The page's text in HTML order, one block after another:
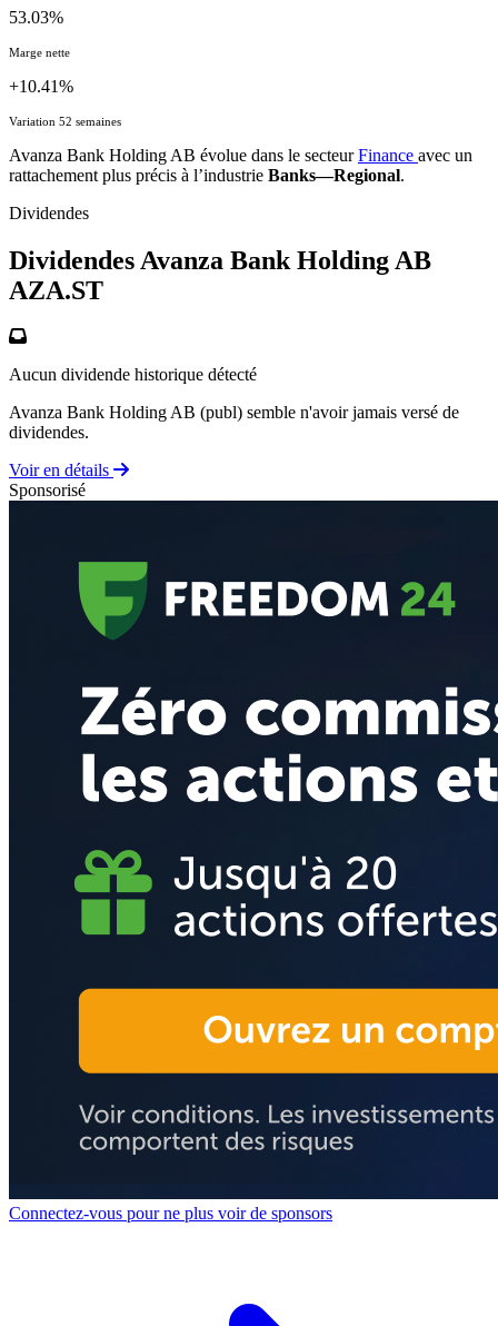
53.03%
Marge nette
+10.41%
Variation 52 semaines
Avanza Bank Holding AB évolue dans le secteurFinance avec un
rattachement plus précis à l’industrie Banks—Regional.
Dividendes
Dividendes Avanza Bank Holding AB
AZA.ST
Aucun dividende historique détecté
Avanza Bank Holding AB (publ) semble n'avoir jamais versé de
dividendes.
Voir en détails
Sponsorisé
Connectez-vous pour ne plus voir de sponsors